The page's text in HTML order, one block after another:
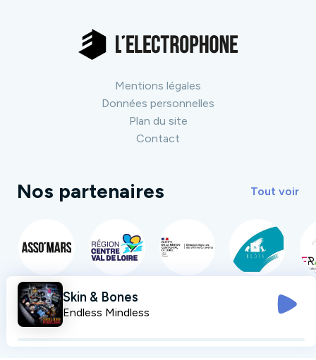
Mentions légales
Données personnelles
Plan du site
Contact
Nos partenaires Tout voir
Skin & Bones
Endless Mindless